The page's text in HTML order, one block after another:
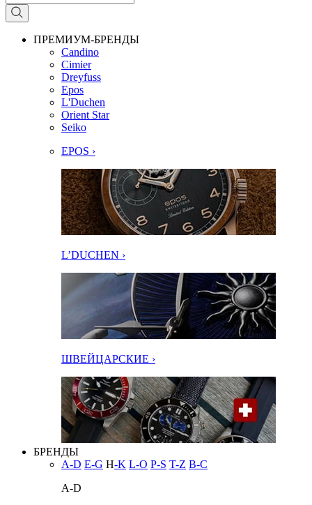
ПРЕМИУМ-БРЕНДЫ
Candino
Cimier
Dreyfuss
Epos
L'Duchen
Orient Star
Seiko
EPOS ›
L’DUCHEN ›
ШВЕЙЦАРСКИЕ ›
БРЕНДЫ
A-D E-G H-K L-O P-S T-Z В-С
A-D